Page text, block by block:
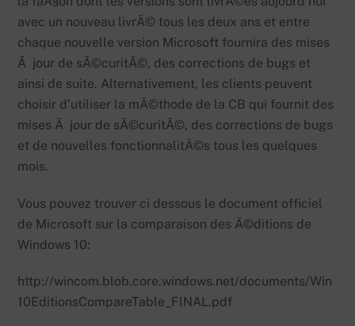
avec un nouveau livrÃ© tous les deux ans et entre
chaque nouvelle version Microsoft fournira des mises
Ã jour de sÃ©curitÃ©, des corrections de bugs et
ainsi de suite. Alternativement, les clients peuvent
choisir d’utiliser la mÃ©thode de la CB qui fournit des
mises Ã jour de sÃ©curitÃ©, des corrections de bugs
et de nouvelles fonctionnalitÃ©s tous les quelques
mois.
Vous pouvez trouver ci dessous le document officiel
de Microsoft sur la comparaison des Ã©ditions de
Windows 10:
http://wincom.blob.core.windows.net/documents/Win
10EditionsCompareTable_FINAL.pdf